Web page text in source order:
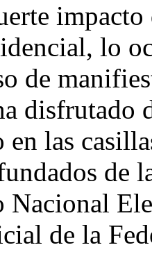
lo
de
disfrutado
las
de
Nacional
de la